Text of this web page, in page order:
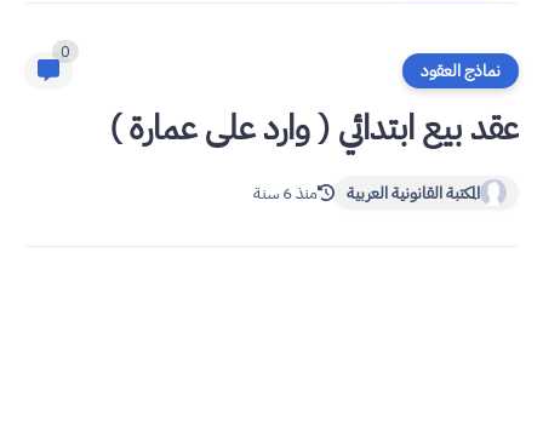
نماذج العقود
0
عقد بيع ابتدائي ( وارد على عمارة )
المكتبة القانونية العربية منذ 6 سنة